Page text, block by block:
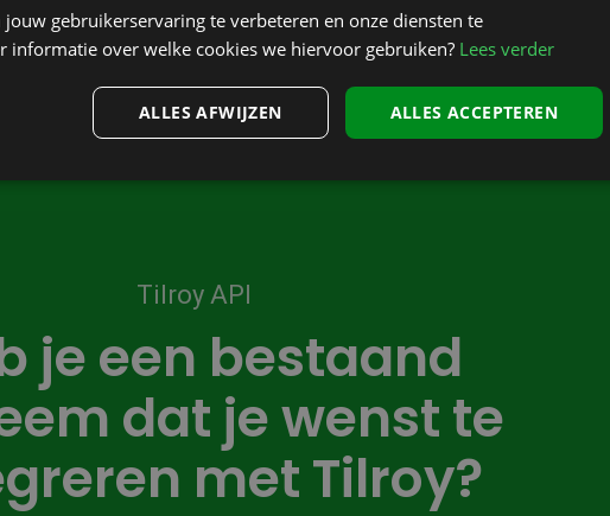
Tilroy API
je een bestaand
dat je wenst te
met Tilroy?
gebruikerservaring te verbeteren en onze diensten te
informatie over welke cookies we hiervoor gebruiken? Lees verder
ALLES ACCEPTEREN
ALLES AFWIJZEN